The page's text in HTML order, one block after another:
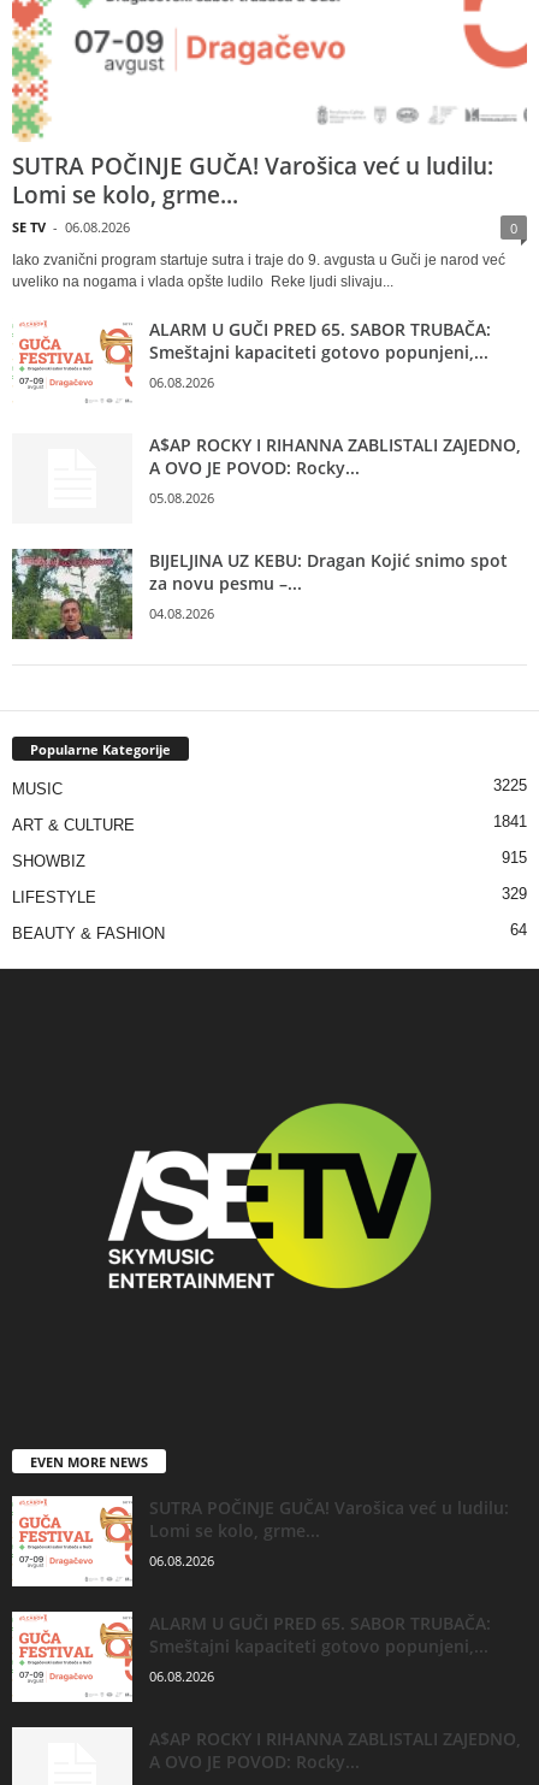
SUTRA POČINJE GUČA! Varošica već u ludilu:
Lomi se kolo, grme...
SE TV - 06.08.2026 0
Iako zvanični program startuje sutra i traje do 9. avgusta u Guči je narod već
uveliko na nogama i vlada opšte ludilo Reke ljudi slivaju...
ALARM U GUČI PRED 65. SABOR TRUBAČA:
Smeštajni kapaciteti gotovo popunjeni,...
06.08.2026
A$AP ROCKY I RIHANNA ZABLISTALI ZAJEDNO,
A OVO JE POVOD: Rocky...
05.08.2026
BIJELJINA UZ KEBU: Dragan Kojić snimo spot
za novu pesmu –...
04.08.2026
Popularne Kategorije
MUSIC 3225
ART & CULTURE 1841
SHOWBIZ 915
LIFESTYLE 329
BEAUTY & FASHION 64
EVEN MORE NEWS
SUTRA POČINJE GUČA! Varošica već u ludilu:
Lomi se kolo, grme...
06.08.2026
ALARM U GUČI PRED 65. SABOR TRUBAČA:
Smeštajni kapaciteti gotovo popunjeni,...
06.08.2026
A$AP ROCKY I RIHANNA ZABLISTALI ZAJEDNO,
A OVO JE POVOD: Rocky...